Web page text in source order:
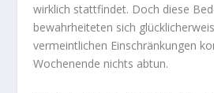
wirklich stattfindet. Doch diese
bewahrheiteten sich
vermeintlichen Einschränkungen
Wochenende nichts abtun.